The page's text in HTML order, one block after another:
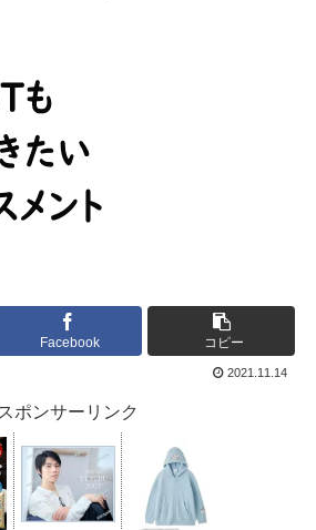
Facebook コピー
2021.11.14
スポンサーリンク